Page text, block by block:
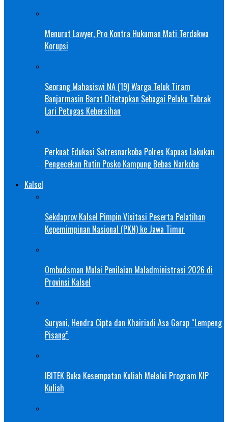
Menurut Lawyer, Pro Kontra Hukuman Mati Terdakwa
Korupsi
Seorang Mahasiswi NA (19) Warga Teluk Tiram
Banjarmasin Barat Ditetapkan Sebagai Pelaku Tabrak
Lari Petugas Kebersihan
Perkuat Edukasi Satresnarkoba Polres Kapuas Lakukan
Pengecekan Rutin Posko Kampung Bebas Narkoba
Kalsel
Sekdaprov Kalsel Pimpin Visitasi Peserta Pelatihan
Kepemimpinan Nasional (PKN) ke Jawa Timur
Ombudsman Mulai Penilaian Maladministrasi 2026 di
Provinsi Kalsel
Suryani, Hendra Cipta dan Khairiadi Asa Garap “Lempeng
Pisang”
IBITEK Buka Kesempatan Kuliah Melalui Program KIP
Kuliah